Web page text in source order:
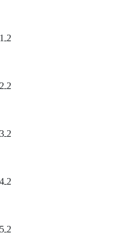
2ـ1ـ عنوان مقاله، و ذکر نام و نام‏ خانوادگی نویسنده یا نویسندگان در زیر آن
2ـ2ـ چکیده مقاله: شامل موضوع، چهارچوب نظری، روش‏ شناسی تحقیق و نتایج مقاله به صورت فشرده، بین 150تا 250 کلمه و سپس کلید واژگان به زبان فارسی
2ـ3ـ مقدمه: شامل تعریف موضوع، طرح مسئله و بیان اهداف
2ـ4ـ بررسی پیشینه: موضوع و چهارچوب نظری و طرح پرسش ‏ها / یا فرضیات تحقیق
2ـ5ـ روش ‏شناسی تحقیق: الگوی بررسی، تعریف مفاهیم و فنون گردآوری و تحلیل داده ‏ها